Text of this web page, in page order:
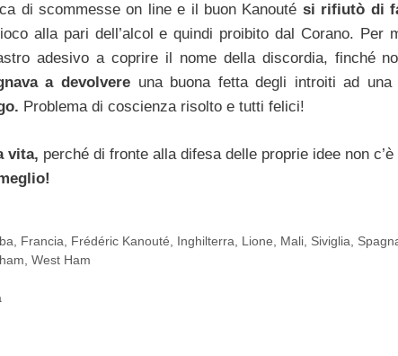
di scommesse on line e il buon Kanouté si rifiutò di
alla pari dell’alcol e quindi proibito dal Corano. Per
adesivo a coprire il nome della discordia, finché
a devolvere una buona fetta degli introiti ad una
Problema di coscienza risolto e tutti felici!
vita, perché di fronte alla difesa delle proprie idee non c’è
, Francia, Frédéric Kanouté, Inghilterra, Lione, Mali, Siviglia,
, West Ham